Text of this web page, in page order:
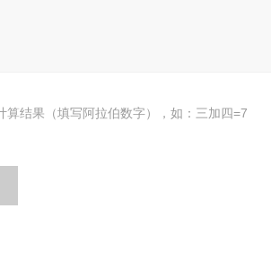
算结果（填写阿拉伯数字），如：三加四=7